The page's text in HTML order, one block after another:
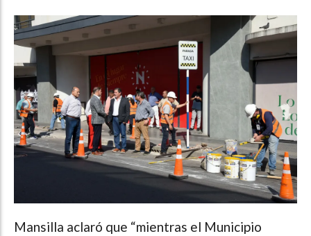
Mansilla aclaró que “mientras el Municipio